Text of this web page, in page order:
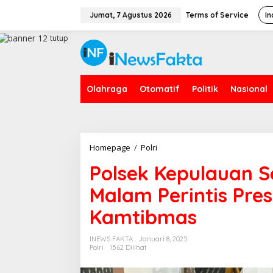
a
Jumat, 7 Agustus 2026 Terms of Service
Olahraga Otomatif Politik Nasional
tutup
Homepage / Polri
l
s
e
k
K
e
p
a
Polsek Kepulauan
Malam Perintis
Kamtibmas
INEWS FAKTA
Januari 8, 2025
Polri
1562 Dilihat